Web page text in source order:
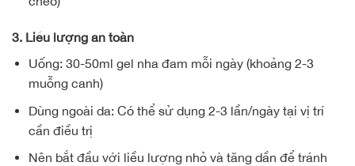
3. Liều lượng an toàn
Uống: 30-50ml gel nha đam mỗi ngày (khoảng 2-3
muỗng canh)
Dùng ngoài da: Có thể sử dụng 2-3 lần/ngày tại vị trí
cần điều trị
Nên bắt đầu với liều lượng nhỏ và tăng dần để tránh